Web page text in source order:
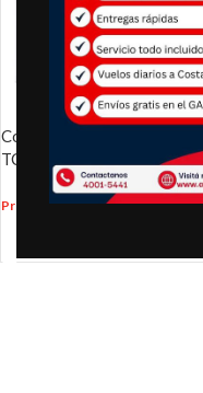
Congelador Horizontal
TCH30025MD 11 cf –
Precio ₡239,900.00